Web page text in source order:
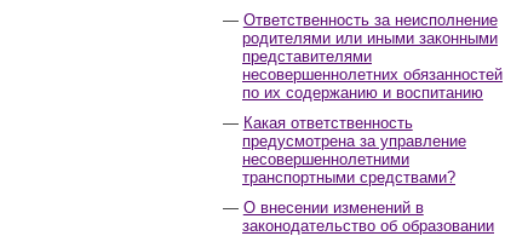
Ответственность за неисполнение
родителями или иными законными
представителями
несовершеннолетних обязанностей
по их содержанию и воспитанию
Какая ответственность
предусмотрена за управление
несовершеннолетними
транспортными средствами?
О внесении изменений в
законодательство об образовании